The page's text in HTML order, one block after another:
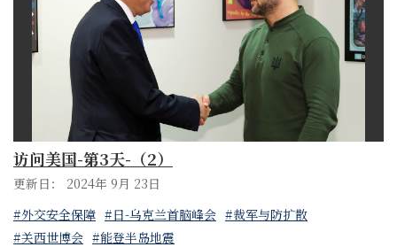
访问美国-第3天-（2）
更新日： 2024年 9月 23日
#外交安全保障 #日-乌克兰首脑峰会 #裁军与防扩散
#关西世博会 #能登半岛地震